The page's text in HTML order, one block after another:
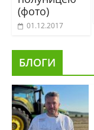
(фото)
01.12.2017
БЛОГИ